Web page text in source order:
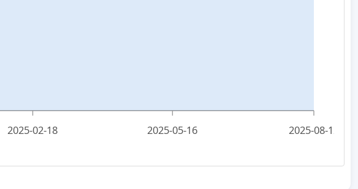
2025-02-18 2025-05-16 2025-08-12